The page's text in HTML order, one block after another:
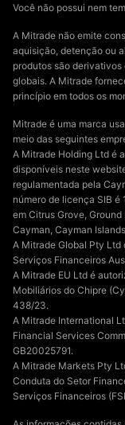
Você não possui nem
A Mitrade não emite
aquisição, detenção ou
produtos são
globais. A Mitrade
princípio em todos os
Mitrade é uma marca
meio das seguintes
A Mitrade Holding Ltd é
disponíveis neste
regulamentada pela
número de licença SIB
em Citrus Grove,
Cayman, Cayman
A Mitrade Global Pty Ltd
Serviços Financeiros
A Mitrade EU Ltd é
Mobiliários do Chipre
438/23.
A Mitrade International
Financial Services
GB20025791.
A Mitrade Markets Pty
Conduta do Setor
Serviços Financeiros